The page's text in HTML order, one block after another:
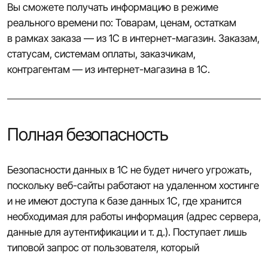
Вы сможете получать информацию в режиме
реального времени по: Товарам, ценам, остаткам
в рамках заказа — из 1С в интернет-магазин. Заказам,
статусам, системам оплаты, заказчикам,
контрагентам — из интернет-магазина в 1С.
Полная безопасность
Безопасности данных в 1С не будет ничего угрожать,
поскольку веб-сайты работают на удаленном хостинге
и не имеют доступа к базе данных 1С, где хранится
необходимая для работы информация (адрес сервера,
данные для аутентификации и т. д.). Поступает лишь
типовой запрос от пользователя, который